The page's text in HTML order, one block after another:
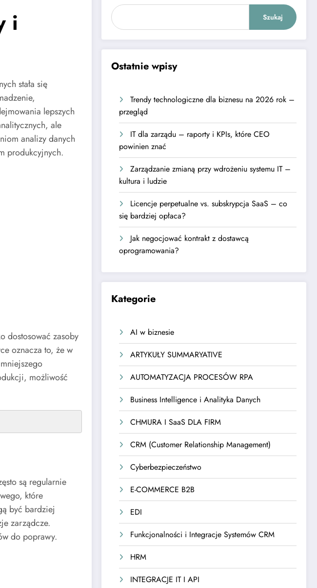
i
stała się
lepszych
ale
analizy danych
produkcyjnych.
dostosować zasoby
oznacza to, że w
możliwość
są regularnie
które
być bardziej
zarządcze.
do poprawy.
Szukaj
Ostatnie wpisy
Trendy technologiczne dla biznesu na 2026 rok –
przegląd
IT dla zarządu – raporty i KPIs, które CEO
powinien znać
Zarządzanie zmianą przy wdrożeniu systemu IT –
kultura i ludzie
Licencje perpetualne vs. subskrypcja SaaS – co
się bardziej opłaca?
Jak negocjować kontrakt z dostawcą
oprogramowania?
Kategorie
AI w biznesie
ARTYKUŁY SUMMARYATIVE
AUTOMATYZACJA PROCESÓW RPA
Business Intelligence i Analityka Danych
CHMURA I SaaS DLA FIRM
CRM (Customer Relationship Management)
Cyberbezpieczeństwo
E-COMMERCE B2B
EDI
Funkcjonalności i Integracje Systemów CRM
HRM
INTEGRACJE IT I API